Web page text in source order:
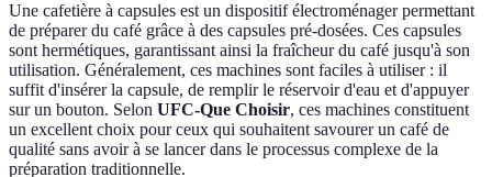
Une cafetière à capsules est un dispositif électroménager permettant
de préparer du café grâce à des capsules pré-dosées. Ces capsules
sont hermétiques, garantissant ainsi la fraîcheur du café jusqu'à son
utilisation. Généralement, ces machines sont faciles à utiliser : il
suffit d'insérer la capsule, de remplir le réservoir d'eau et d'appuyer
sur un bouton. Selon UFC-Que Choisir, ces machines constituent
un excellent choix pour ceux qui souhaitent savourer un café de
qualité sans avoir à se lancer dans le processus complexe de la
préparation traditionnelle.